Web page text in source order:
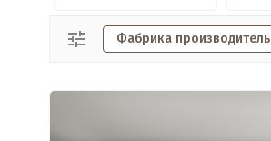
Фабрика производитель